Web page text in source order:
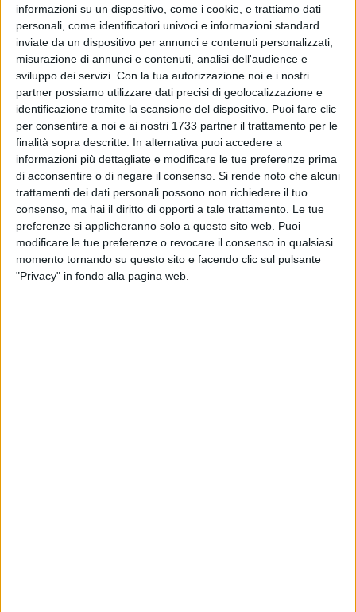
informazioni su un dispositivo, come i cookie, e trattiamo dati
personali, come identificatori univoci e informazioni standard
inviate da un dispositivo per annunci e contenuti personalizzati,
misurazione di annunci e contenuti, analisi dell'audience e
sviluppo dei servizi. Con la tua autorizzazione noi e i nostri
partner possiamo utilizzare dati precisi di geolocalizzazione e
identificazione tramite la scansione del dispositivo. Puoi fare clic
per consentire a noi e ai nostri 1733 partner il trattamento per le
finalità sopra descritte. In alternativa puoi accedere a
informazioni più dettagliate e modificare le tue preferenze prima
di acconsentire o di negare il consenso. Si rende noto che alcuni
trattamenti dei dati personali possono non richiedere il tuo
consenso, ma hai il diritto di opporti a tale trattamento. Le tue
preferenze si applicheranno solo a questo sito web. Puoi
modificare le tue preferenze o revocare il consenso in qualsiasi
momento tornando su questo sito e facendo clic sul pulsante
"Privacy" in fondo alla pagina web.
13
Il Comune di Ruvo di Puglia comunica che ci sarà
l'aggiornamento periodico dell'albo comunale degli
scrutatori per l'anno 2025.
Nel file di seguito tutte le informazioni per chi desidera
iscriversi e per i componenti già iscritti in precedenza.
moduloscrutatori24 29 Documento PDF